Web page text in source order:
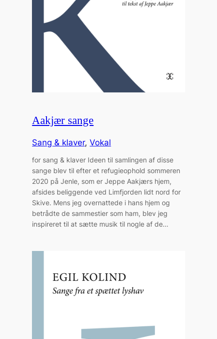
Aakjær sange
Sang & klaver, Vokal
for sang & klaver Ideen til samlingen af disse
sange blev til efter et refugieophold sommeren
2020 på Jenle, som er Jeppe Aakjærs hjem,
afsides beliggende ved Limfjorden lidt nord for
Skive. Mens jeg overnattede i hans hjem og
betrådte de sammestier som ham, blev jeg
inspireret til at sætte musik til nogle af de…